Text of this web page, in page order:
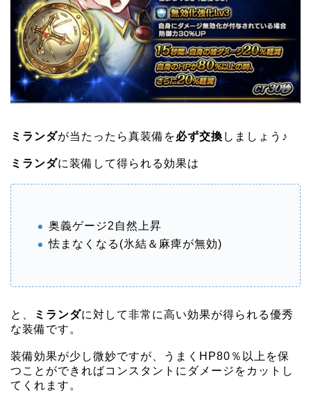
ミランダが当たったら真装備を必ず交換 しましょう♪
ミランダに装備して得られる効果は
奥義ゲージ2自然上昇
怯まなくなる(氷結＆麻痺が無効)
と、 ミランダに対して非常に高い効果が得られる優秀
な装備です。
装備効果が少し微妙ですが、うまくHP80％以上を保
つことができればコンスタントにダメージをカットし
てくれます。